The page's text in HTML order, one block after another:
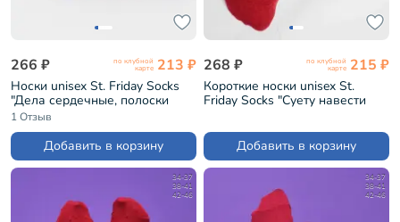
266 ₽ по клубной
карте 213 ₽
Носки unisex St. Friday Socks
"Дела сердечные, полоски
поперечные" (tel-1069-02)
1 Отзыв
Добавить в корзину
268 ₽ по клубной
карте 215 ₽
Короткие носки unisex St.
Friday Socks "Суету навести
Добавить в корзину
34-37
38-41
42-46
34-37
38-41
42-46